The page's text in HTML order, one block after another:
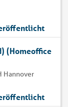
(Homeoffice
Hannover